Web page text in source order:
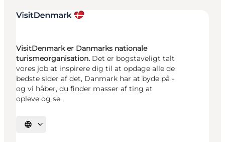
VisitDenmark er Danmarks nationale
turismeorganisation. Det er bogstaveligt talt
vores job at inspirere dig til at opdage alle de
bedste sider af det, Danmark har at byde på -
og vi håber, du finder masser af ting at
opleve og se.
Vælg sprog